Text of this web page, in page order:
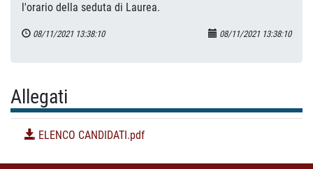
l'orario della seduta di Laurea.
08/11/2021 13:38:10 08/11/2021 13:38:10
Allegati
ELENCO CANDIDATI.pdf